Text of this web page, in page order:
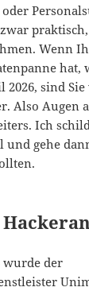
Wenn
hat,
2026, sind
Also Augen
Ich
und gehe
wurde der